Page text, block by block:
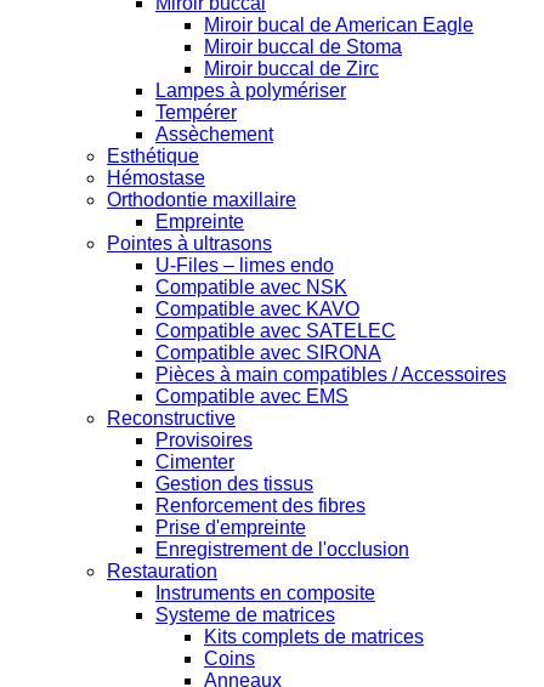
Miroir bucal de American Eagle
Miroir buccal de Stoma
Miroir buccal de Zirc
Lampes à polymériser
Tempérer
Assèchement
Esthétique
Hémostase
Orthodontie maxillaire
Empreinte
Pointes à ultrasons
U-Files – limes endo
Compatible avec NSK
Compatible avec KAVO
Compatible avec SATELEC
Compatible avec SIRONA
Pièces à main compatibles / Accessoires
Compatible avec EMS
Reconstructive
Provisoires
Cimenter
Gestion des tissus
Renforcement des fibres
Prise d'empreinte
Enregistrement de l'occlusion
Restauration
Instruments en composite
Systeme de matrices
Kits complets de matrices
Coins
Anneaux